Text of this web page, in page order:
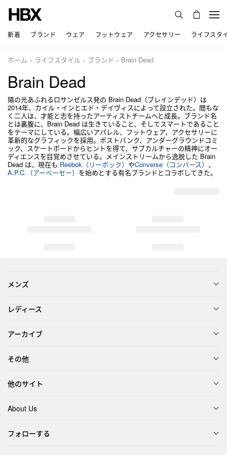
新着 ブランド ウェア フットウェア アクセサリー ライフスタ
ホーム ライフスタイル ブランド Brain Dead
Brain Dead
陽の光あふれるロサンゼルス発の Brain Dead（ブレインデッド）は
2014年、カイル・インとエド・デイヴィスによって設立された。間もな
く二人は、才能と志を持ったアーティストチームへと成長。ブランド名
とは裏腹に、Brain Dead は生きていること、そしてスマートであること
をテーマにしている。幅広いアパレル、フットウェア、アクセサリーに
革新的なグラフィックを採用。ポストパンク、アンダーグラウンドコミ
ック、スケートボードからヒントを得て、サブカルチャーの精神にオー
ディエンスを目覚めさせている。メインストリームから逸脱した Brain
Dead は、現在も Reebok（リーボック） やConverse（コンバース） 、
A.P.C.（アーペーセー） を始めとする有名ブランドとコラボしてきた。
メンズ
レディース
アーカイブ
その他
他のサイト
About Us
フォローする